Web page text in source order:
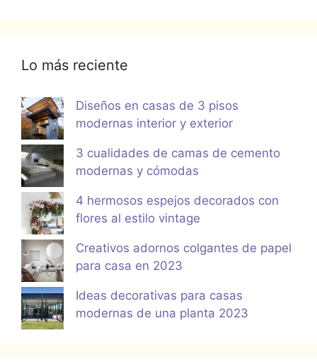
Lo más reciente
Diseños en casas de 3 pisos
modernas interior y exterior
3 cualidades de camas de cemento
modernas y cómodas
4 hermosos espejos decorados con
flores al estilo vintage
Creativos adornos colgantes de papel
para casa en 2023
Ideas decorativas para casas
modernas de una planta 2023